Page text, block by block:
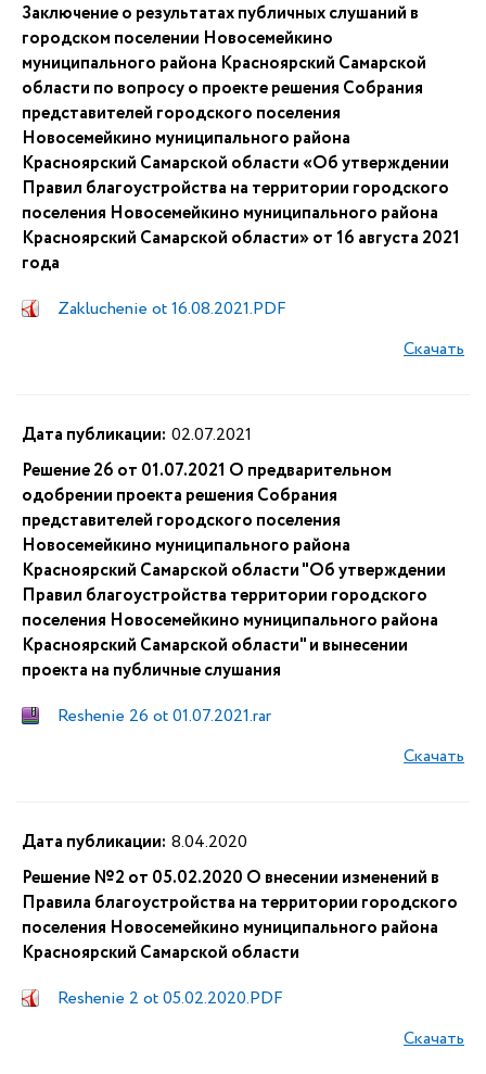
Заключение о результатах публичных слушаний в
городском поселении Новосемейкино
муниципального района Красноярский Самарской
области по вопросу о проекте решения Собрания
представителей городского поселения
Новосемейкино муниципального района
Красноярский Самарской области «Об утверждении
Правил благоустройства на территории городского
поселения Новосемейкино муниципального района
Красноярский Самарской области» от 16 августа 2021
года
Zakluchenie ot 16.08.2021.PDF
Скачать
Дата публикации: 02.07.2021
Решение 26 от 01.07.2021 О предварительном
одобрении проекта решения Собрания
представителей городского поселения
Новосемейкино муниципального района
Красноярский Самарской области "Об утверждении
Правил благоустройства территории городского
поселения Новосемейкино муниципального района
Красноярский Самарской области" и вынесении
проекта на публичные слушания
Reshenie 26 ot 01.07.2021.rar
Скачать
Дата публикации: 8.04.2020
Решение №2 от 05.02.2020 О внесении изменений в
Правила благоустройства на территории городского
поселения Новосемейкино муниципального района
Красноярский Самарской области
Reshenie 2 ot 05.02.2020.PDF
Скачать